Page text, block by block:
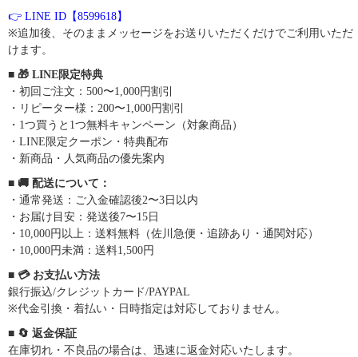
👉 LINE ID【8599618】
※追加後、そのままメッセージをお送りいただくだけでご利用いただ
けます。
■ 🎁 LINE限定特典
・初回ご注文：500〜1,000円割引
・リピーター様：200〜1,000円割引
・1つ買うと1つ無料キャンペーン（対象商品）
・LINE限定クーポン・特典配布
・新商品・人気商品の優先案内
■ 🚚 配送について：
・通常発送：ご入金確認後2〜3日以内
・お届け目安：発送後7〜15日
・10,000円以上：送料無料（佐川急便・追跡あり・通関対応）
・10,000円未満：送料1,500円
■ 💳 お支払い方法
銀行振込/クレジットカード/PAYPAL
※代金引換・着払い・日時指定は対応しておりません。
■ 🔄 返金保証
在庫切れ・不良品の場合は、迅速に返金対応いたします。